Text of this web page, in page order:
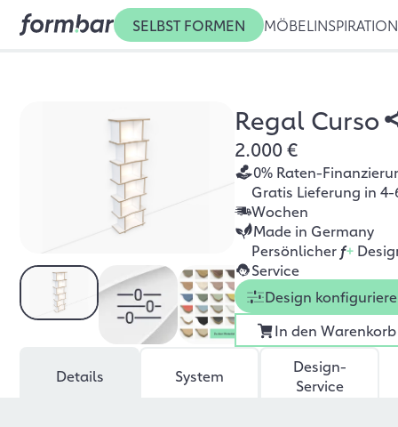
SELBST FORMEN MÖBEL INSPIRATION
Regal Curso
2.000 €
0% Raten-
Gratis Lieferung in 4-
Wochen
Made in Germany
Persönlicher f+
Service
Design
In den Warenkorb
Details System
Design-
Service